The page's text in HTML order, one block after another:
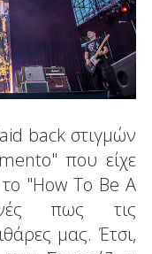
back στιγμών
που είχε
"How To Be A
πως τις
μας. Έτσι,